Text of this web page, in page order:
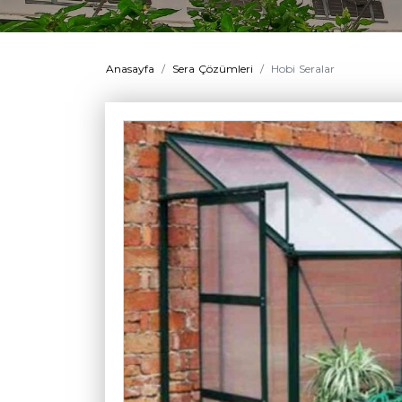
Anasayfa Sera Çözümleri Hobi Seralar